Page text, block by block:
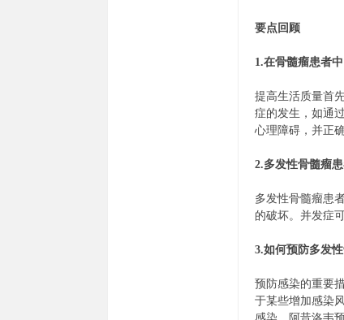
要点回顾
1.在骨髓瘤患者
提高生活质量首
症的发生，如通
心理障碍，并正
2.多发性骨髓瘤
多发性骨髓瘤患
的破坏。并发症
3.如何预防多发
预防感染的重要
于某些增加感染